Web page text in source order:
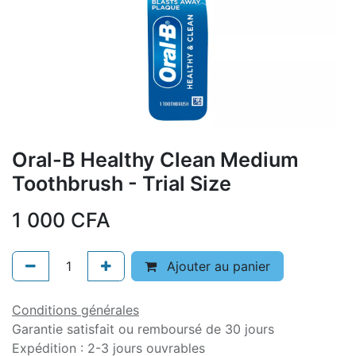
Oral-B Healthy Clean Medium
Toothbrush - Trial Size
1 000 CFA
Ajouter au panier
Conditions générales
Garantie satisfait ou remboursé de 30 jours
Expédition : 2-3 jours ouvrables